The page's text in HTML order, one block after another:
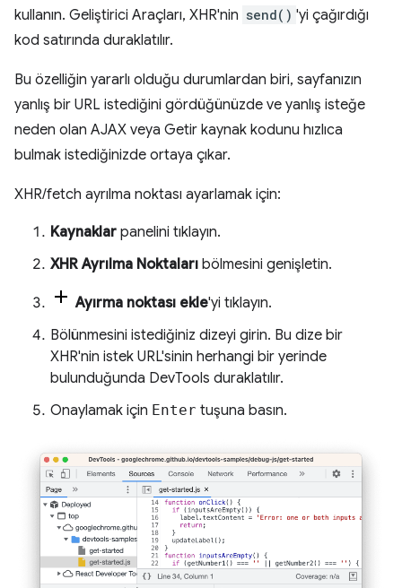
kullanın. Geliştirici Araçları, XHR'nin send() 'yi çağırdığı
kod satırında duraklatılır.
Bu özelliğin yararlı olduğu durumlardan biri, sayfanızın
yanlış bir URL istediğini gördüğünüzde ve yanlış isteğe
neden olan AJAX veya Getir kaynak kodunu hızlıca
bulmak istediğinizde ortaya çıkar.
XHR/fetch ayrılma noktası ayarlamak için:
Kaynaklar panelini tıklayın.
XHR Ayrılma Noktaları bölmesini genişletin.
Ayırma noktası ekle'yi tıklayın.
Bölünmesini istediğiniz dizeyi girin. Bu dize bir
XHR'nin istek URL'sinin herhangi bir yerinde
bulunduğunda DevTools duraklatılır.
Onaylamak için Enter tuşuna basın.